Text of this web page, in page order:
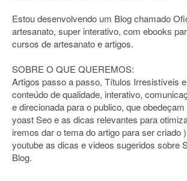
Estou desenvolvendo um Blog chamado
artesanato, super interativo, com ebooks
cursos de artesanato e artigos.
SOBRE O QUE QUEREMOS:
Artigos passo a passo, Títulos Irresistíveis
conteúdo de qualidade, interativo,
e direcionada para o publico, que
yoast Seo e as dicas relevantes para
iremos dar o tema do artigo para ser criado
youtube as dicas e videos sugeridos sobre
Blog.